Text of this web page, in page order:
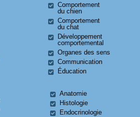
Comportement
du chien
Comportement
du chat
Développement
comportemental
Organes des sens
Communication
Éducation
Anatomie
Histologie
Endocrinologie